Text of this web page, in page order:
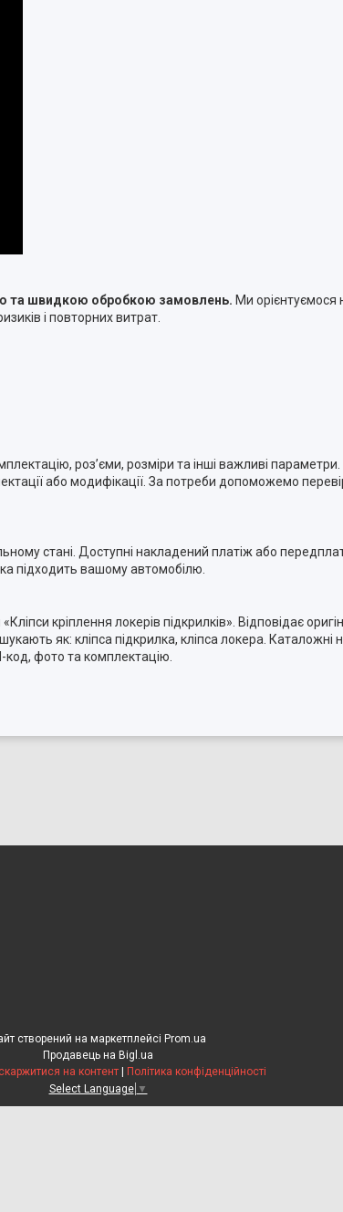
та швидкою обробкою замовлень. Ми
і повторних витрат.
роз’єми, розміри та інші важливі
або модифікації. За потреби допоможемо
стані. Доступні накладений платіж або
підходить вашому автомобілю.
кріплення локерів підкрилків». Відповідає
як: кліпса підкрилка, кліпса локера. Каталожні
код, фото та комплектацію.
створений на маркетплейсі Prom.ua
Продавець на Bigl.ua
на контент
Політика конфіденційності
Select Language ▼